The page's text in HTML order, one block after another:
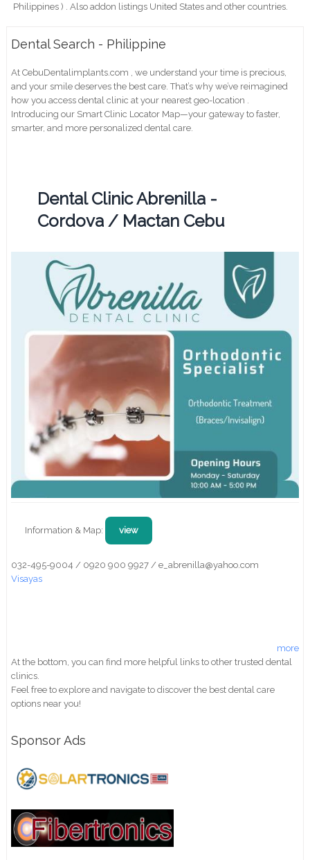
Philippines ) . Also addon listings United States and other countries.
Dental Search - Philippine
At CebuDentalimplants.com , we understand your time is precious,
and your smile deserves the best care. That’s why we’ve reimagined
how you access dental clinic at your nearest geo-location .
Introducing our Smart Clinic Locator Map—your gateway to faster,
smarter, and more personalized dental care.
Dental Clinic Abrenilla -
Cordova / Mactan Cebu
Information & Map: view
032-495-9004 / 0920 900 9927 / e_abrenilla@yahoo.com
Visayas
more
At the bottom, you can find more helpful links to other trusted dental
clinics.
Feel free to explore and navigate to discover the best dental care
options near you!
Sponsor Ads